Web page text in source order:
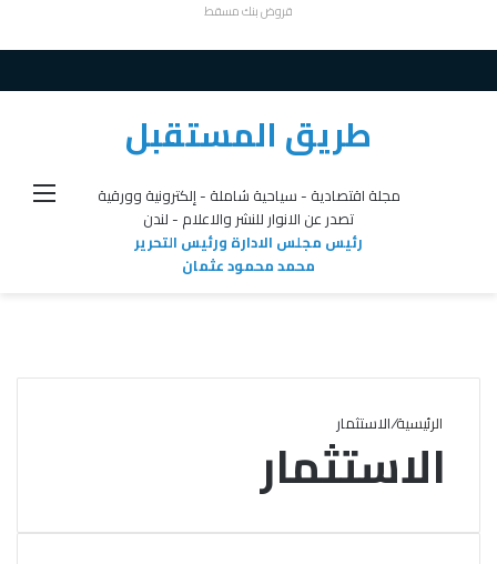
قروض بنك مسقط
طريق المستقبل
مجلة اقتصادية - سياحية شاملة - إلكترونية وورقية
تصدر عن الانوار للنشر والاعلام - لندن
رئيس مجلس الادارة ورئيس التحرير
محمد محمود عثمان
الرئيسية/الاستثمار
الاستثمار